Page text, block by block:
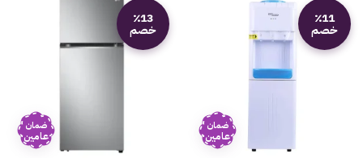
٪11
خصم
ضمان
عامين
٪13
خصم
ضمان
عامين